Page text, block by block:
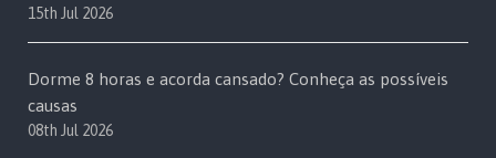
15th Jul 2026
Dorme 8 horas e acorda cansado? Conheça as possíveis
causas
08th Jul 2026